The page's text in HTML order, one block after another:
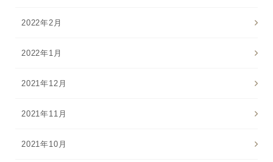
2022年2月
2022年1月
2021年12月
2021年11月
2021年10月